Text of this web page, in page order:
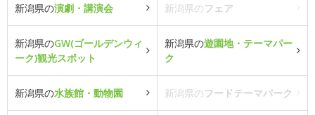
新潟県の演劇・講演会 新潟県のフェア
新潟県のGW(ゴールデンウィ
ーク)観光スポット
新潟県の遊園地・テーマパー
ク
新潟県の水族館・動物園 新潟県のフードテーマパーク